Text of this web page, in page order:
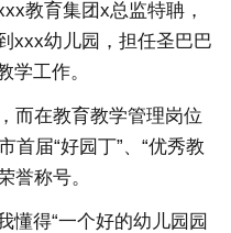
教育集团x总监特聃，
xxx幼儿园，担任圣巴巴
学工作。
而在教育教学管理岗位
首届“好园丁”、“优秀教
誉称号。
懂得“一个好的幼儿园园